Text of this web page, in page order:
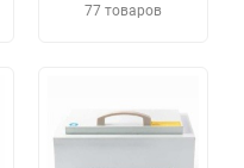
77 товаров